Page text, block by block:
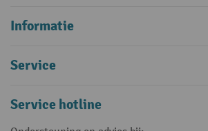
Informatie
Service
Service hotline